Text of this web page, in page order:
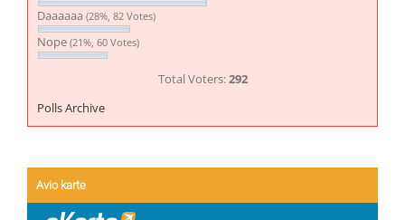
Daaaaaa (28%, 82 Votes)
Nope (21%, 60 Votes)
Total Voters:292
Polls Archive
Avio karte